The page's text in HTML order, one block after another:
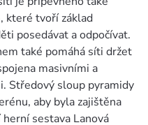
které tvoří základ
posedávat a odpočívat.
také pomáhá síti držet
masivními a
Středový sloup pyramidy
aby byla zajištěna
sestava Lanová